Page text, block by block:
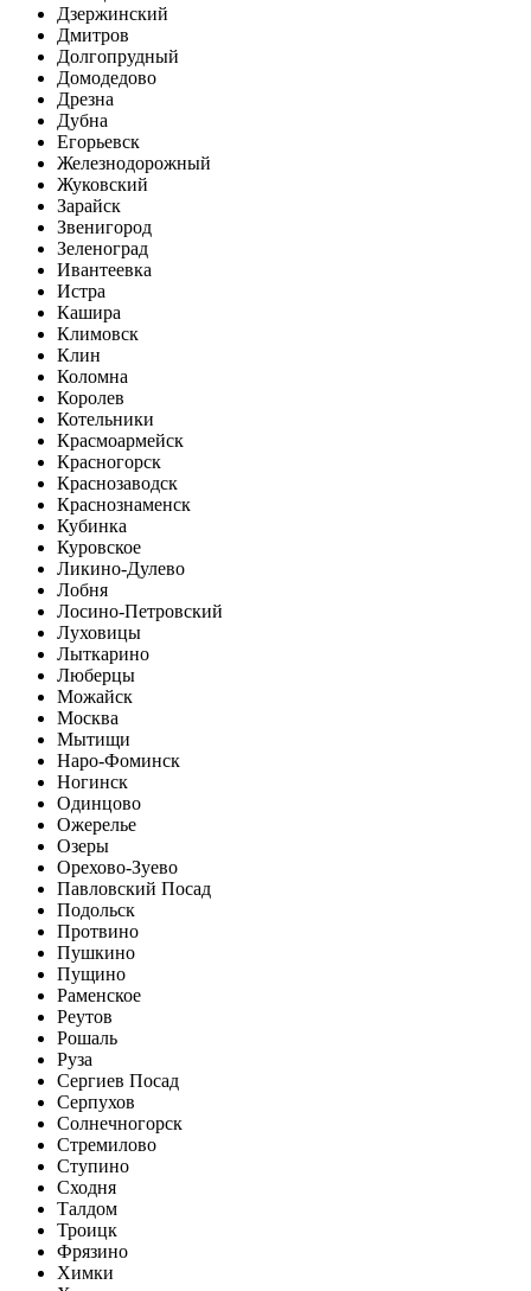
Дзержинский
Дмитров
Долгопрудный
Домодедово
Дрезна
Дубна
Егорьевск
Железнодорожный
Жуковский
Зарайск
Звенигород
Зеленоград
Ивантеевка
Истра
Кашира
Климовск
Клин
Коломна
Королев
Котельники
Красмоармейск
Красногорск
Краснозаводск
Краснознаменск
Кубинка
Куровское
Ликино-Дулево
Лобня
Лосино-Петровский
Луховицы
Лыткарино
Люберцы
Можайск
Москва
Мытищи
Наро-Фоминск
Ногинск
Одинцово
Ожерелье
Озеры
Орехово-Зуево
Павловский Посад
Подольск
Протвино
Пушкино
Пущино
Раменское
Реутов
Рошаль
Руза
Сергиев Посад
Серпухов
Солнечногорск
Стремилово
Ступино
Сходня
Талдом
Троицк
Фрязино
Химки